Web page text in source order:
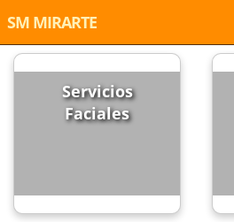
SM MIRARTE
Servicios
Faciales